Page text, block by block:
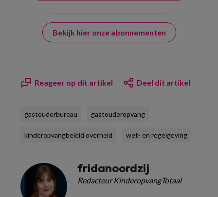
Bekijk hier onze abonnementen
Reageer op dit artikel Deel dit artikel
gastouderbureau gastouderopvang
kinderopvangbeleid overheid wet- en regelgeving
fridanoordzij
Redacteur KinderopvangTotaal